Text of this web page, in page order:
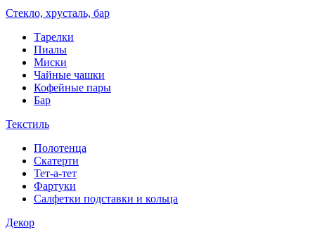
Стекло, хрусталь, бар
Тарелки
Пиалы
Миски
Чайные чашки
Кофейные пары
Бар
Текстиль
Полотенца
Скатерти
Тет-а-тет
Фартуки
Салфетки подставки и кольца
Декор